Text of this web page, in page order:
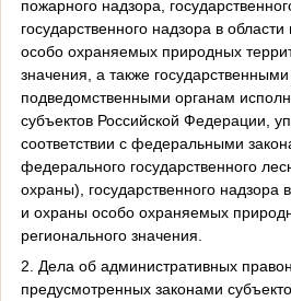
пожарного надзора,
государственного надзора в
особо охраняемых природных
значения, а также
подведомственными органам
субъектов Российской Федерации,
соответствии с федеральными
федерального государственного
охраны), государственного надзора
и охраны особо охраняемых
регионального значения.
2. Дела об административных
предусмотренных законами